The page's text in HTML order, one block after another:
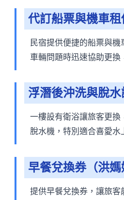
代訂船票與機車
民宿提供便捷的船票與機
車輛問題時迅速協助更換
浮潛後沖洗與脫
一樓設有衛浴讓旅客更換
脫水機，特別適合喜愛水
早餐兌換券（洪媽
提供早餐兌換券，讓旅客